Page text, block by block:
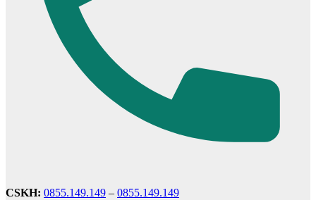
Cửa Nhựa Y@door
CSKH: 0855.149.149 – 0855.149.149